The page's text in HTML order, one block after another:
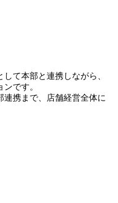
て本部と連携しながら、
です。
携まで、店舗経営全体に